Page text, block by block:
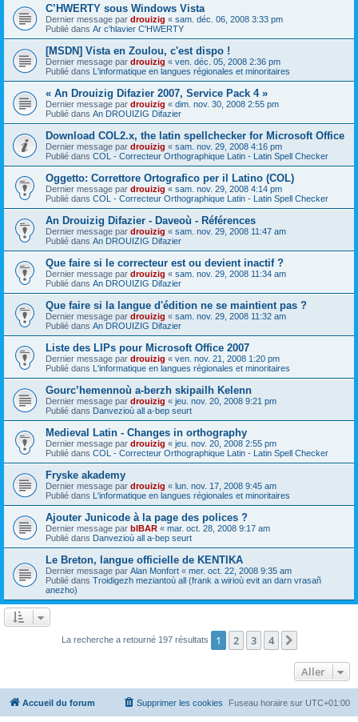
C’HWERTY sous Windows Vista
Dernier message par drouizig « sam. déc. 06, 2008 3:33 pm
Publié dans Ar c'hlavier C'HWERTY
[MSDN] Vista en Zoulou, c'est dispo !
Dernier message par drouizig « ven. déc. 05, 2008 2:36 pm
Publié dans L'informatique en langues régionales et minoritaires
« An Drouizig Difazier 2007, Service Pack 4 »
Dernier message par drouizig « dim. nov. 30, 2008 2:55 pm
Publié dans An DROUIZIG Difazier
Download COL2.x, the latin spellchecker for Microsoft Office
Dernier message par drouizig « sam. nov. 29, 2008 4:16 pm
Publié dans COL - Correcteur Orthographique Latin - Latin Spell Checker
Oggetto: Correttore Ortografico per il Latino (COL)
Dernier message par drouizig « sam. nov. 29, 2008 4:14 pm
Publié dans COL - Correcteur Orthographique Latin - Latin Spell Checker
An Drouizig Difazier - Daveoù - Références
Dernier message par drouizig « sam. nov. 29, 2008 11:47 am
Publié dans An DROUIZIG Difazier
Que faire si le correcteur est ou devient inactif ?
Dernier message par drouizig « sam. nov. 29, 2008 11:34 am
Publié dans An DROUIZIG Difazier
Que faire si la langue d'édition ne se maintient pas ?
Dernier message par drouizig « sam. nov. 29, 2008 11:32 am
Publié dans An DROUIZIG Difazier
Liste des LIPs pour Microsoft Office 2007
Dernier message par drouizig « ven. nov. 21, 2008 1:20 pm
Publié dans L'informatique en langues régionales et minoritaires
Gourc’hemennoù a-berzh skipailh Kelenn
Dernier message par drouizig « jeu. nov. 20, 2008 9:21 pm
Publié dans Danvezioù all a-bep seurt
Medieval Latin - Changes in orthography
Dernier message par drouizig « jeu. nov. 20, 2008 2:55 pm
Publié dans COL - Correcteur Orthographique Latin - Latin Spell Checker
Fryske akademy
Dernier message par drouizig « lun. nov. 17, 2008 9:45 am
Publié dans L'informatique en langues régionales et minoritaires
Ajouter Junicode à la page des polices ?
Dernier message par bIBAR « mar. oct. 28, 2008 9:17 am
Publié dans Danvezioù all a-bep seurt
Le Breton, langue officielle de KENTIKA
Dernier message par Alan Monfort « mer. oct. 22, 2008 9:35 am
Publié dans Troidigezh meziantoù all (frank a wirioù evit an darn vrasañ
anezho)
La recherche a retourné 197 résultats 1 2 3 4
Aller
Accueil du forum Fuseau horaire sur UTC+01:00
Supprimer les cookies